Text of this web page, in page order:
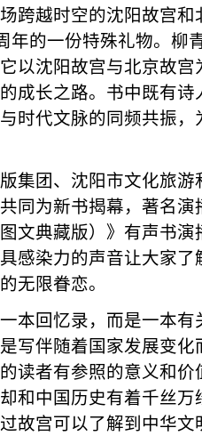
跨越时空的沈阳故宫
年的一份特殊礼物。柳
以沈阳故宫与北京故
成长之路。书中既有
时代文脉的同频共振
集团、沈阳市文化旅
同为新书揭幕，著名
文典藏版）》有声书
感染力的声音让大家
无限眷恋。
本回忆录，而是一本
写伴随着国家发展变
读者有参照的意义和
和中国历史有着千丝
故宫可以了解到中华文